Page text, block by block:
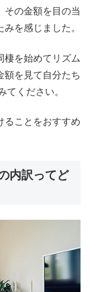
その金額を目の当
を感じました。
棲を始めてリズム
額を見て自分たち
てください。
ることをおすすめ
内訳ってど